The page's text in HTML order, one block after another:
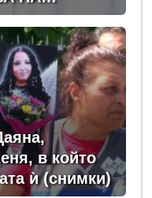
в който
ѝ (снимки)